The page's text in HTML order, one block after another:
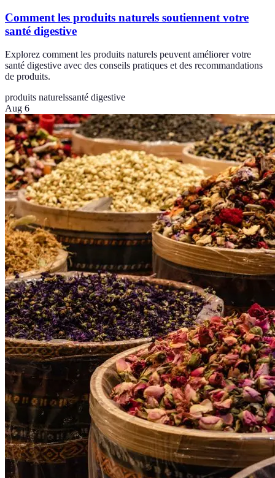
Comment les produits naturels soutiennent votre
santé digestive
Explorez comment les produits naturels peuvent améliorer votre
santé digestive avec des conseils pratiques et des recommandations
de produits.
produits naturelssanté digestive
Aug 6